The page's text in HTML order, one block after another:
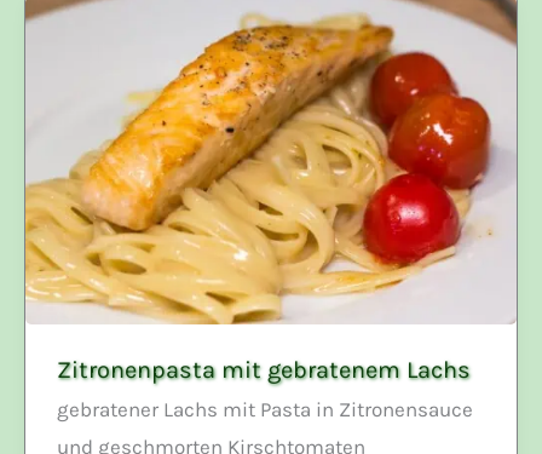
Zitronenpasta mit gebratenem Lachs
gebratener Lachs mit Pasta in Zitronensauce
und geschmorten Kirschtomaten